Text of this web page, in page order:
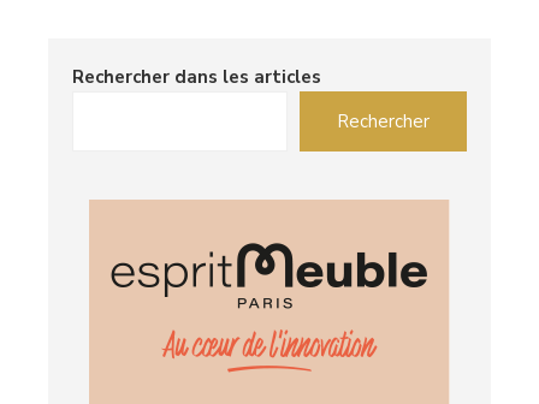
Rechercher dans les articles
Rechercher